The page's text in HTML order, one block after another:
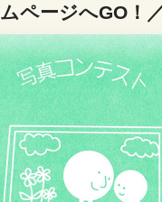
ムページへGO！